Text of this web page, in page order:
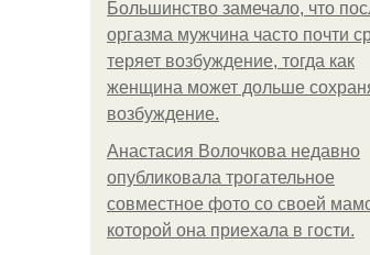
Большинство замечало, что
оргазма мужчина часто почти
теряет возбуждение, тогда как
женщина может дольше
возбуждение.
Анастасия Волочкова недавно
опубликовала трогательное
совместное фото со своей
которой она приехала в гости.